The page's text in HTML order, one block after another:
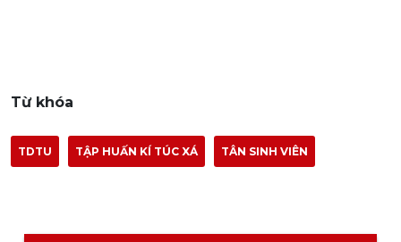
Từ khóa
TDTU TẬP HUẤN KÍ TÚC XÁ TÂN SINH VIÊN